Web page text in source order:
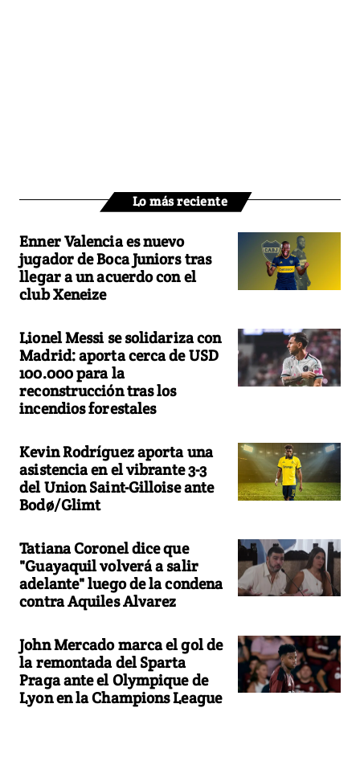
Lo más reciente
Enner Valencia es nuevo
jugador de Boca Juniors tras
llegar a un acuerdo con el
club Xeneize
Lionel Messi se solidariza con
Madrid: aporta cerca de USD
100.000 para la
reconstrucción tras los
incendios forestales
Kevin Rodríguez aporta una
asistencia en el vibrante 3-3
del Union Saint-Gilloise ante
Bodø/Glimt
Tatiana Coronel dice que
"Guayaquil volverá a salir
adelante" luego de la condena
contra Aquiles Alvarez
John Mercado marca el gol de
la remontada del Sparta
Praga ante el Olympique de
Lyon en la Champions League